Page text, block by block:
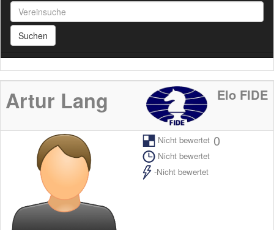
Suchen
Artur Lang Elo FIDE
Nicht bewertet
Nicht bewertet
-Nicht bewertet
0